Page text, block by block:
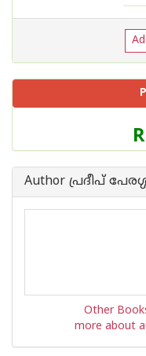
of
Author പ്രദീപ്
Other
more about